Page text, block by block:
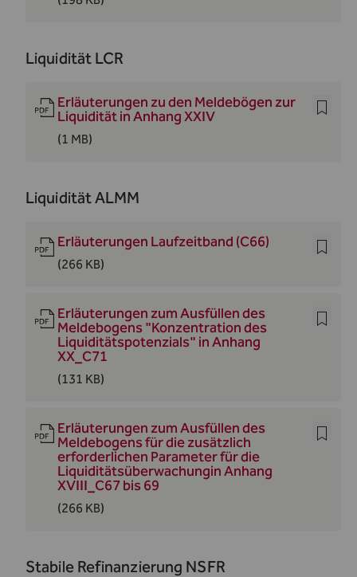
Liquidität LCR
Erläuterungen zu den Meldebögen zur
Liquidität in Anhang XXIV
(1 MB)
Liquidität ALMM
Erläuterungen Laufzeitband (C66)
(266 KB)
Erläuterungen zum Ausfüllen des
Meldebogens "Konzentration des
Liquiditätspotenzials" in Anhang
XX_C71
(131 KB)
Erläuterungen zum Ausfüllen des
Meldebogens für die zusätzlich
erforderlichen Parameter für die
Liquiditätsüberwachungin Anhang
XVIII_C67 bis 69
(266 KB)
Stabile Refinanzierung NSFR